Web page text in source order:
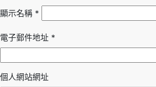
顯示名稱 *
電子郵件地址 *
個人網站網址